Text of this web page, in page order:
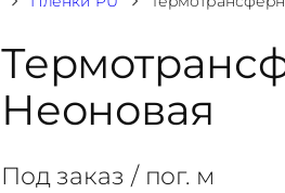
Неоновая
Под заказ / пог. м